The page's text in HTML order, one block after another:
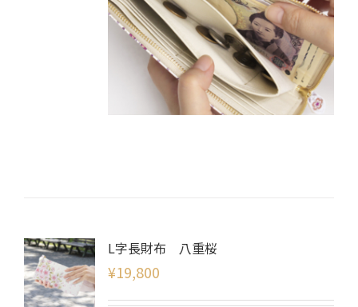
L字長財布 八重桜
¥19,800